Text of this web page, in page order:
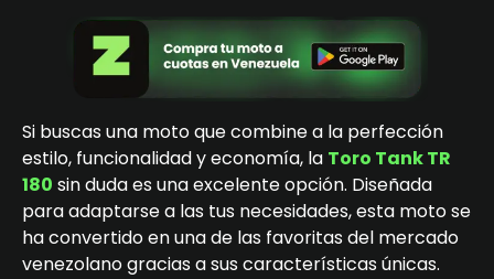
Si buscas una moto que combine a la perfección
estilo, funcionalidad y economía, la Toro Tank TR
180 sin duda es una excelente opción. Diseñada
para adaptarse a las tus necesidades, esta moto se
ha convertido en una de las favoritas del mercado
venezolano gracias a sus características únicas.